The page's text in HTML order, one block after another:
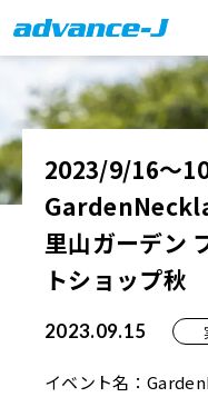
2023/9/16～
里山ガーデン
トショップ秋
2023.09.15
イベント名：